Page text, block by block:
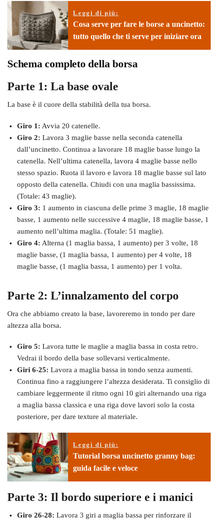
Leggi di più:
Cosa serve per fare le borse a uncinetto:
tutto quello che ti serve per iniziare ora
Schema completo della borsa
Parte 1: La base ovale
La base è il cuore della stabilità della tua borsa.
Giro 1: Avvia 20 catenelle.
Giro 2: Lavora 3 maglie basse nella seconda catenella
dall’uncinetto. Continua a lavorare 18 maglie basse lungo la
catenella. Nell’ultima catenella, lavora 4 maglie basse nello
stesso spazio. Ruota il lavoro e lavora 18 maglie basse sul lato
opposto della catenella. Chiudi con una maglia bassissima.
(Totale: 43 maglie).
Giro 3: 1 aumento in ciascuna delle prime 3 maglie, 18 maglie
basse, 1 aumento nelle successive 4 maglie, 18 maglie basse, 1
aumento nell’ultima maglia. (Totale: 51 maglie).
Giro 4: Alterna (1 maglia bassa, 1 aumento) per 3 volte, 18
maglie basse, (1 maglia bassa, 1 aumento) per 4 volte, 18
maglie basse, (1 maglia bassa, 1 aumento) per 1 volta.
Parte 2: L’innalzamento del corpo
Ora che abbiamo creato la base, lavoreremo in tondo per dare
altezza alla borsa.
Giro 5: Lavora tutte le maglie a maglia bassa in costa retro.
Vedrai il bordo della base sollevarsi verticalmente.
Giri 6-25: Lavora a maglia bassa in tondo senza aumenti.
Continua fino a raggiungere l’altezza desiderata. Ti consiglio di
cambiare leggermente il ritmo ogni 10 giri alternando una riga
a maglia bassa classica e una riga dove lavori solo la costa
posteriore, per dare texture al materiale.
Leggi di più:
Tutorial borsa uncinetto granny bag:
guida facile e veloce
Parte 3: Il bordo superiore e i manici
Giro 26-28: Lavora 3 giri a maglia bassa per rinforzare il